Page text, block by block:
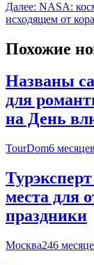
Далее: NASA:
исходящем от
Похожие
Названы
для
на День
TourDom6
места для
праздники
Москва246